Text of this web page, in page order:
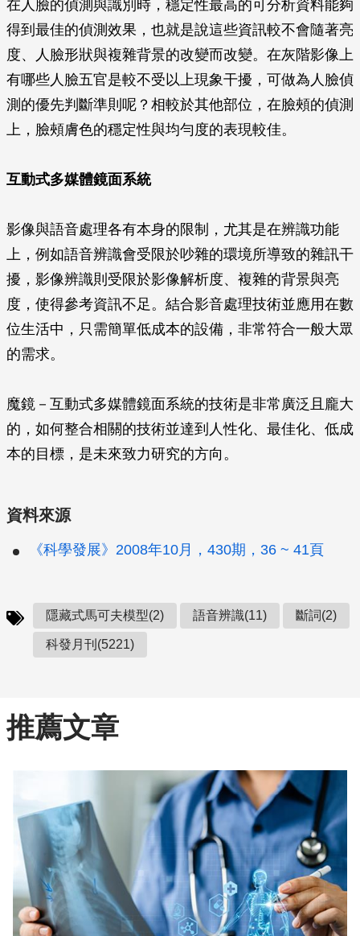
在人臉的偵測與識別時，穩定性最高的可分析資料能夠
得到最佳的偵測效果，也就是說這些資訊較不會隨著亮
度、人臉形狀與複雜背景的改變而改變。在灰階影像上
有哪些人臉五官是較不受以上現象干擾，可做為人臉偵
測的優先判斷準則呢？相較於其他部位，在臉頰的偵測
上，臉頰膚色的穩定性與均勻度的表現較佳。
互動式多媒體鏡面系統
影像與語音處理各有本身的限制，尤其是在辨識功能
上，例如語音辨識會受限於吵雜的環境所導致的雜訊干
擾，影像辨識則受限於影像解析度、複雜的背景與亮
度，使得參考資訊不足。結合影音處理技術並應用在數
位生活中，只需簡單低成本的設備，非常符合一般大眾
的需求。
魔鏡－互動式多媒體鏡面系統的技術是非常廣泛且龐大
的，如何整合相關的技術並達到人性化、最佳化、低成
本的目標，是未來致力研究的方向。
資料來源
《科學發展》2008年10月，430期，36 ~ 41頁
隱藏式馬可夫模型(2) 語音辨識(11) 斷詞(2)
科發月刊(5221)
推薦文章